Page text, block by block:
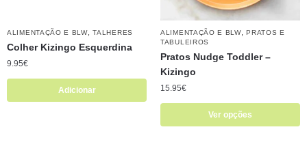
ALIMENTAÇÃO E BLW,TALHERES
Colher Kizingo Esquerdina
9.95€
Adicionar
ALIMENTAÇÃO E BLW,PRATOS E
TABULEIROS
Pratos Nudge Toddler –
Kizingo
15.95€
Ver opções